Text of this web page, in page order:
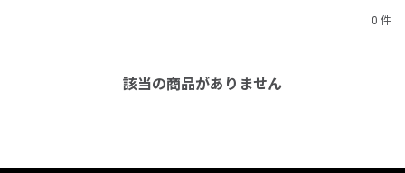
0 件
該当の商品がありません